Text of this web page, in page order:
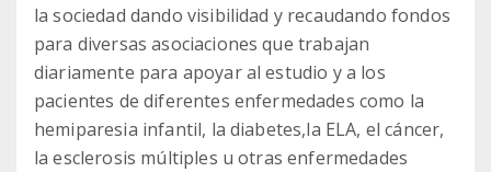
la sociedad dando visibilidad y recaudando fondos
para diversas asociaciones que trabajan
diariamente para apoyar al estudio y a los
pacientes de diferentes enfermedades como la
hemiparesia infantil, la diabetes,la ELA, el cáncer,
la esclerosis múltiples u otras enfermedades